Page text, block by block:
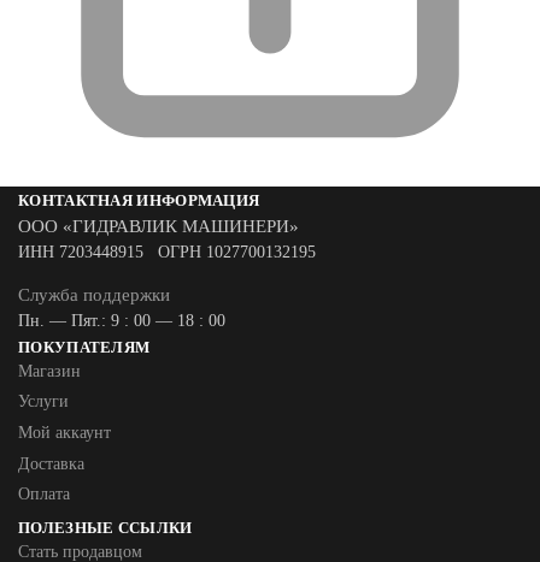
КОНТАКТНАЯ ИНФОРМАЦИЯ
ООО «ГИДРАВЛИК МАШИНЕРИ»
ИНН 7203448915 ОГРН 1027700132195
Служба поддержки
Пн. — Пят.: 9 : 00 — 18 : 00
ПОКУПАТЕЛЯМ
Магазин
Услуги
Мой аккаунт
Доставка
Оплата
ПОЛЕЗНЫЕ ССЫЛКИ
Стать продавцом